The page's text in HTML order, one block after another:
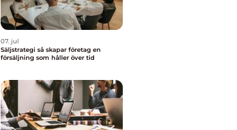
07. jul
Säljstrategi så skapar företag en
försäljning som håller över tid